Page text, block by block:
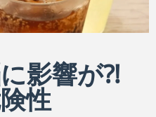
影響が⁈
性